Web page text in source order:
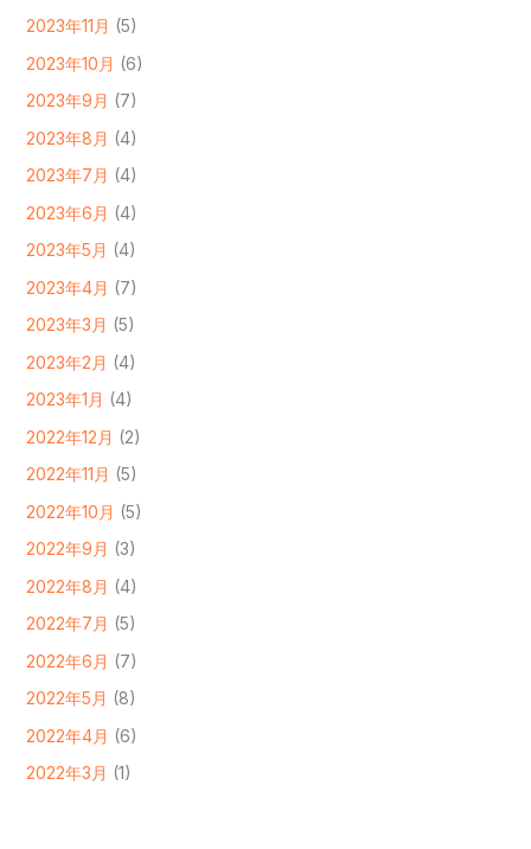
2023年11月 (5)
2023年10月 (6)
2023年9月 (7)
2023年8月 (4)
2023年7月 (4)
2023年6月 (4)
2023年5月 (4)
2023年4月 (7)
2023年3月 (5)
2023年2月 (4)
2023年1月 (4)
2022年12月 (2)
2022年11月 (5)
2022年10月 (5)
2022年9月 (3)
2022年8月 (4)
2022年7月 (5)
2022年6月 (7)
2022年5月 (8)
2022年4月 (6)
2022年3月 (1)